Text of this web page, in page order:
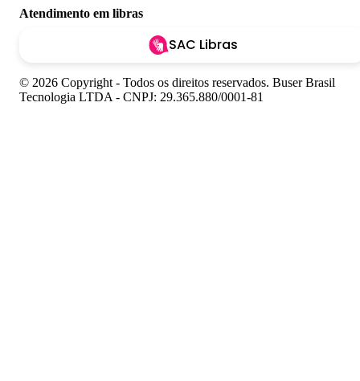
Atendimento em libras
SAC Libras
© 2026 Copyright - Todos os direitos reservados. Buser Brasil
Tecnologia LTDA - CNPJ: 29.365.880/0001-81